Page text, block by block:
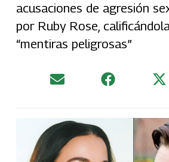
acusaciones de agresión
por Ruby Rose,
“mentiras peligrosas”